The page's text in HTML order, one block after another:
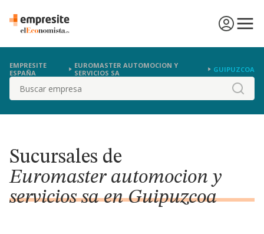
EMPRESITE
ESPAÑA
EUROMASTER AUTOMOCION Y
SERVICIOS SA
GUIPUZCOA
Buscar
Sucursales de
Euromaster automocion y
servicios sa en Guipuzcoa